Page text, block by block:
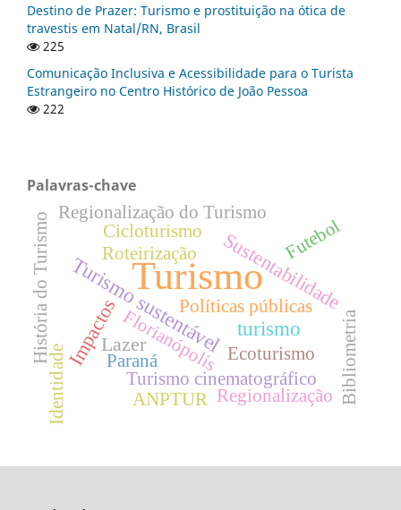
Destino de Prazer: Turismo e prostituição na ótica de
travestis em Natal/RN, Brasil
225
Comunicação Inclusiva e Acessibilidade para o Turista
Estrangeiro no Centro Histórico de João Pessoa
222
Palavras-chave
Turismo
Turismo sustentável turismo
ImpactosLazer
Sustentabilidade
Ecoturismo
Florianópolis
Turismo cinematográfico
Políticas públicas
Regionalização
Paraná Bibliometria
Identidade
História do Turismo Futebol
ANPTUR
Roteirização
Cicloturismo
Regionalização do Turismo